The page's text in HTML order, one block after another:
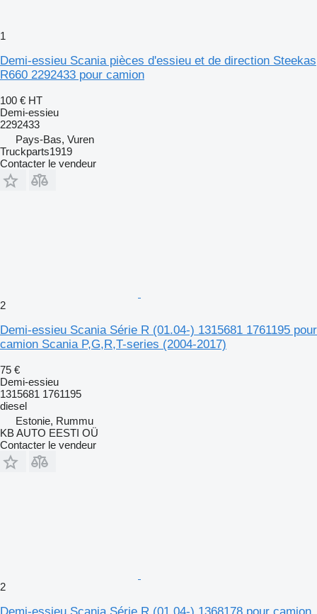
1
Demi-essieu Scania pièces d'essieu et de direction Steekas
R660 2292433 pour camion
100 € HT
Demi-essieu
2292433
Pays-Bas, Vuren
Truckparts1919
Contacter le vendeur
2
Demi-essieu Scania Série R (01.04-) 1315681 1761195 pour
camion Scania P,G,R,T-series (2004-2017)
75 €
Demi-essieu
1315681 1761195
diesel
Estonie, Rummu
KB AUTO EESTI OÜ
Contacter le vendeur
2
Demi-essieu Scania Série R (01.04-) 1368178 pour camion